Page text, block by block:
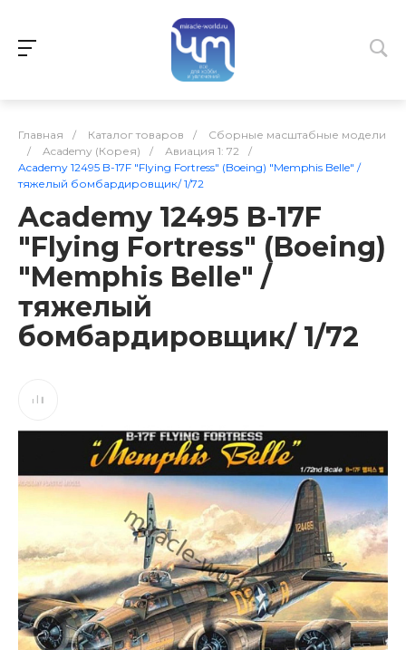
Главная / Каталог товаров /
Сборные масштабные модели
/
Academy (Корея) / Авиация 1: 72
/
Academy 12495 B-17F "Flying Fortress" (Boeing) "Memphis Belle" /
тяжелый бомбардировщик/ 1/72
Academy 12495 B-17F
"Flying Fortress" (Boeing)
"Memphis Belle" /
тяжелый
бомбардировщик/ 1/72